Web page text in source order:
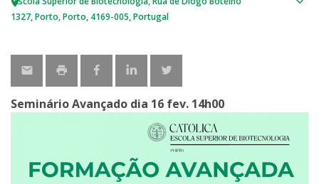
1327 Porto Porto 4169-005 Portugal
Seminário Avançado dia 16 fev. 14h00